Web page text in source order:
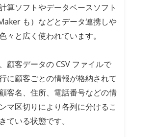
算ソフトやデータベースソフト
も）などとデータ連携しや
々と広く使われています。
顧客データの CSV ファイルで
に顧客ごとの情報が格納されて
客名、住所、電話番号などの情
マ区切りにより各列に分けるこ
ている状態です。